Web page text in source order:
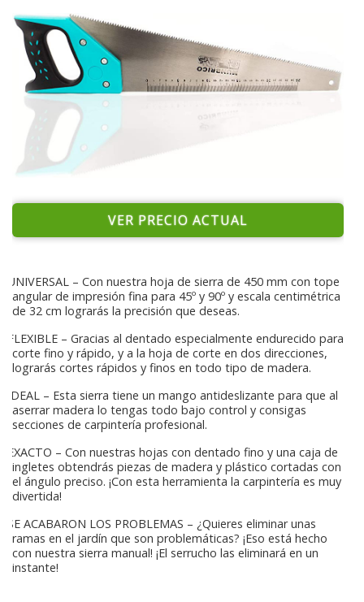
VER PRECIO ACTUAL
UNIVERSAL – Con nuestra hoja de sierra de 450 mm con tope
angular de impresión fina para 45º y 90º y escala centimétrica
de 32 cm lograrás la precisión que deseas.
FLEXIBLE – Gracias al dentado especialmente endurecido para
corte fino y rápido, y a la hoja de corte en dos direcciones,
lograrás cortes rápidos y finos en todo tipo de madera.
IDEAL – Esta sierra tiene un mango antideslizante para que al
aserrar madera lo tengas todo bajo control y consigas
secciones de carpintería profesional.
EXACTO – Con nuestras hojas con dentado fino y una caja de
ingletes obtendrás piezas de madera y plástico cortadas con
el ángulo preciso. ¡Con esta herramienta la carpintería es muy
divertida!
SE ACABARON LOS PROBLEMAS – ¿Quieres eliminar unas
ramas en el jardín que son problemáticas? ¡Eso está hecho
con nuestra sierra manual! ¡El serrucho las eliminará en un
instante!